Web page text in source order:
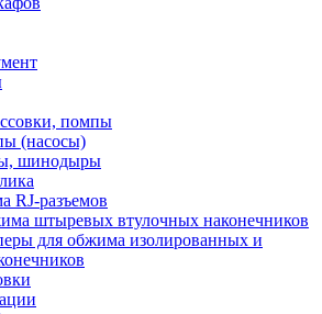
помпы
(насосы)
шинодыры
RJ-разъемов
штыревых втулочных наконечников
для обжима изолированных и